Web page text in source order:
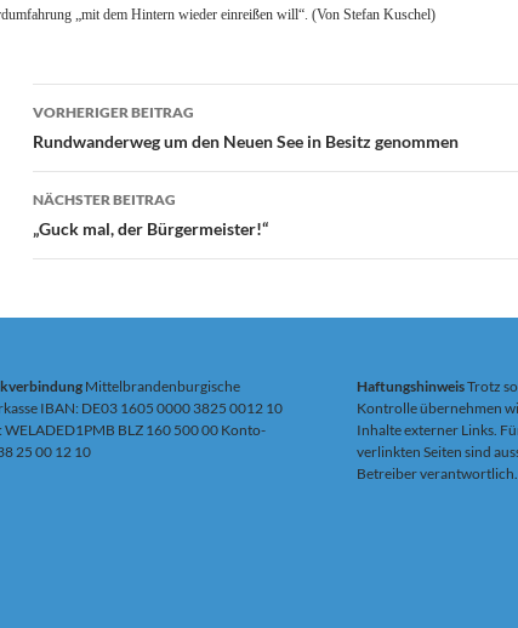
„mit dem Hintern wieder einreißen will“. (Von Stefan Kuschel)
Beitragsnavigation
VORHERIGER BEITRAG
Rundwanderweg um den Neuen See in Besitz genommen
NÄCHSTER BEITRAG
„Guck mal, der Bürgermeister!“
Mittelbrandenburgische
IBAN: DE03 1605 0000 3825 0012 10
WELADED1PMB BLZ 160 500 00 Konto-
25 00 12 10
HaftungshinweisTrotz
Kontrolle übernehmen
Inhalte externer Links.
verlinkten Seiten sind
Betreiber verantwortlich.